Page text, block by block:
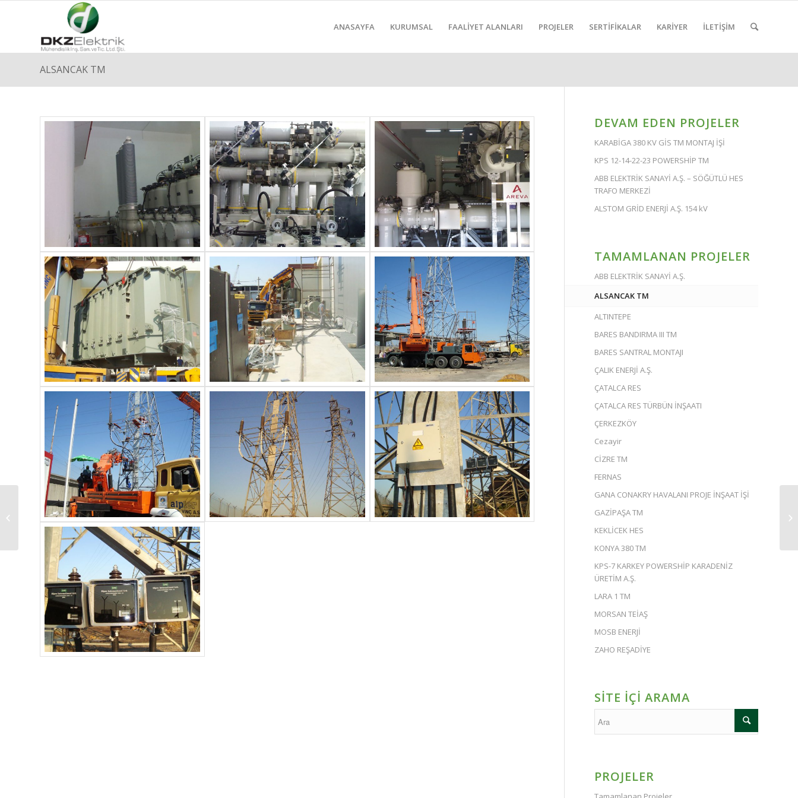
ANASAYFA KURUMSAL FAALİYET ALANLARI PROJELER SERTİFİKALAR KARİYER İLETİŞİM
ALSANCAK TM
DEVAM EDEN PROJELER
KARABİGA 380 KV GİS TM MONTAJ İŞİ
KPS 12-14-22-23 POWERSHİP TM
ABB ELEKTRİK SANAYİ A.Ş. – SÖĞÜTLÜ HES
TRAFO MERKEZİ
ALSTOM GRİD ENERJİ A.Ş. 154 kV
TAMAMLANAN PROJELER
ABB ELEKTRİK SANAYİ A.Ş.
ALSANCAK TM
ALTINTEPE
BARES BANDIRMA III TM
BARES SANTRAL MONTAJI
ÇALIK ENERJİ A.Ş.
ÇATALCA RES
ÇATALCA RES TÜRBÜN İNŞAATI
ÇERKEZKÖY
Cezayir
CİZRE TM
FERNAS
GANA CONAKRY HAVALANI PROJE İNŞAAT İŞİ
GAZİPAŞA TM
KEKLİCEK HES
KONYA 380 TM
KPS-7 KARKEY POWERSHİP KARADENİZ
ÜRETİM A.Ş.
LARA 1 TM
MORSAN TEİAŞ
MOSB ENERJİ
ZAHO REŞADİYE
SİTE İÇİ ARAMA
PROJELER
ALTINTEPE